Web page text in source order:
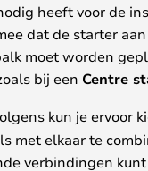
heeft voor de
dat de starter
moet worden
bij een Centre
kun je ervoor
met elkaar te
verbindingen